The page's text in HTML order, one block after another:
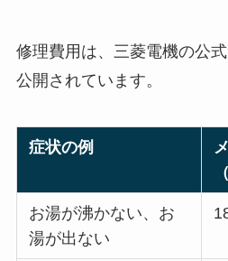
修理費用は、三菱電機の公
公開されています。
症状の例
お湯が沸かない、お
湯が出ない